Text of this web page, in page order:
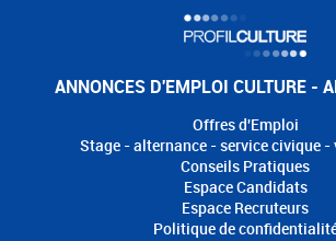
ANNONCES D'EMPLOI CULTURE -
Offres d'Emploi
Stage - alternance - service civique
Conseils Pratiques
Espace Candidats
Espace Recruteurs
Politique de